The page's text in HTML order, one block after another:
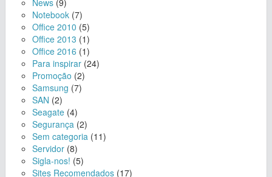
News (9)
Notebook (7)
Office 2010 (5)
Office 2013 (1)
Office 2016 (1)
Para inspirar (24)
Promoção (2)
Samsung (7)
SAN (2)
Seagate (4)
Segurança (2)
Sem categoria (11)
Servidor (8)
Sigla-nos! (5)
Sites Recomendados (17)